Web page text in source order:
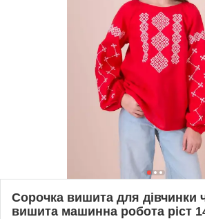
Сорочка вишита для дівчинки
вишита машинна робота ріст